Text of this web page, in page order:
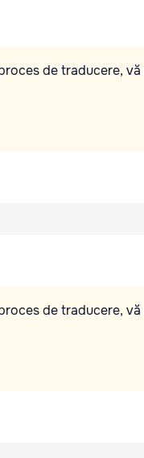
de traducere,
de traducere,